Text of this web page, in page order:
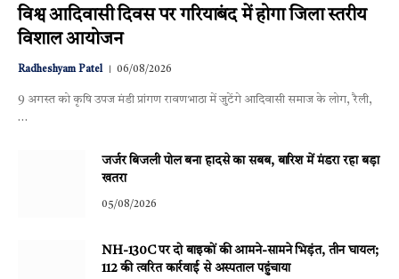
विश्व आदिवासी दिवस पर गरियाबंद में होगा जिला स्तरीय
विशाल आयोजन
Radheshyam Patel 06/08/2026
9 अगस्त को कृषि उपज मंडी प्रांगण रावणभाठा में जुटेंगे आदिवासी समाज के लोग, रैली,
…
जर्जर बिजली पोल बना हादसे का सबब, बारिश में मंडरा रहा बड़ा
खतरा
05/08/2026
NH-130C पर दो बाइकों की आमने-सामने भिड़ंत, तीन घायल;
112 की त्वरित कार्रवाई से अस्पताल पहुंचाया